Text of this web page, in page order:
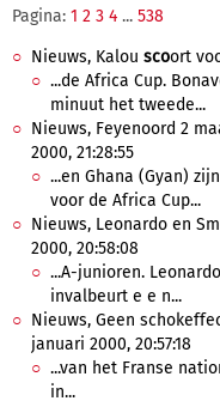
Pagina: 1 2 3 4 ... 538
Nieuws, Kalou scoort
...de Africa Cup.
minuut het tweede...
Nieuws, Feyenoord 2
2000, 21:28:55
...en Ghana (Gyan)
voor de Africa Cup...
Nieuws, Leonardo en
2000, 20:58:08
...A-junioren.
invalbeurt e e n...
Nieuws, Geen
januari 2000, 20:57:18
...van het Franse
in...